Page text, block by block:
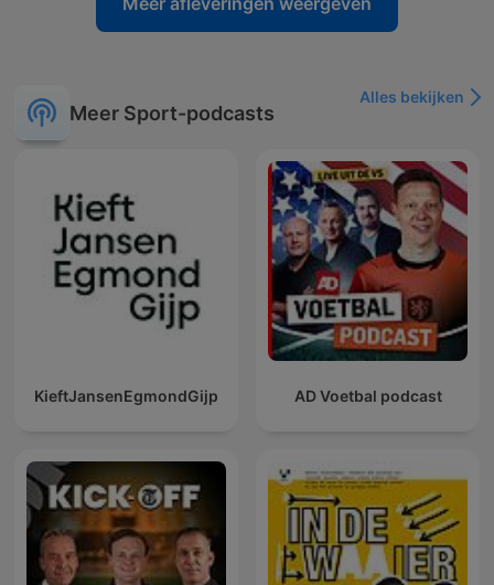
Meer Sport-podcasts
Alles bekijken
KieftJansenEgmondGijp AD Voetbal podcast